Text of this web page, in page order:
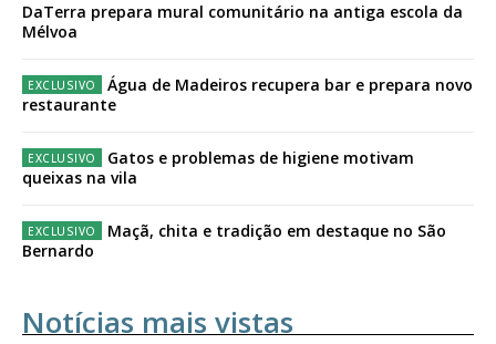
DaTerra prepara mural comunitário na antiga escola da
Mélvoa
Água de Madeiros recupera bar e prepara novo
restaurante
Gatos e problemas de higiene motivam
queixas na vila
Maçã, chita e tradição em destaque no São
Bernardo
Notícias mais vistas